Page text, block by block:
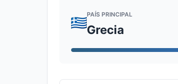
PAÍS PRINCIPAL
Grecia